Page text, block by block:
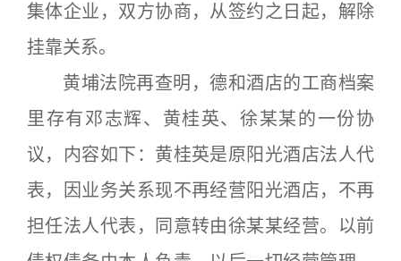
集体企业，双方协商，从签约之日起，解除
挂靠关系。
黄埔法院再查明，德和酒店的工商档案
里存有邓志辉、黄桂英、徐某某的一份协
议，内容如下：黄桂英是原阳光酒店法人代
表，因业务关系现不再经营阳光酒店，不再
担任法人代表，同意转由徐某某经营。以前